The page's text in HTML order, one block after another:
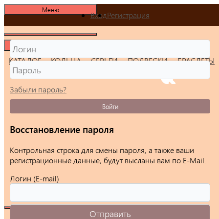
Меню
КАТАЛОГ КОЛЬЦА СЕРЬГИ ПОДВЕСКИ БРАСЛЕТЫ
ВходРегистрация
Забыли пароль?
Войти
Восстановление пароля
Контрольная строка для смены пароля, а также ваши
регистрационные данные, будут высланы вам по E-Mail.
Логин (E-mail)